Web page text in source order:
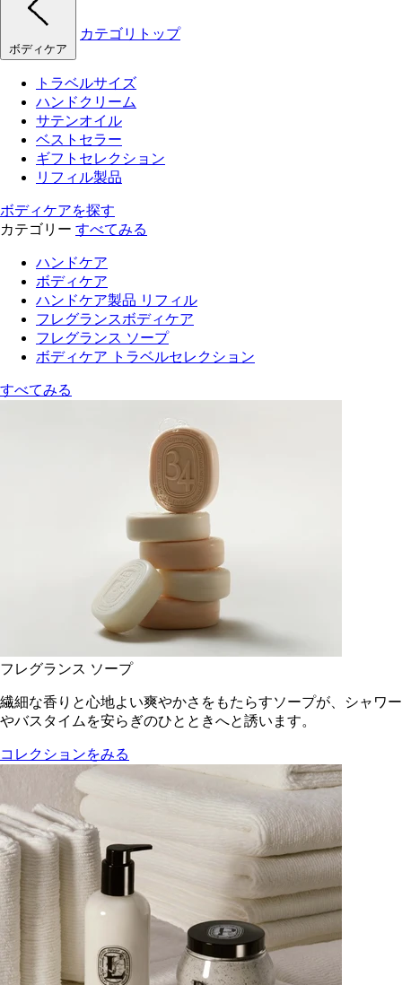
ボディケア
カテゴリトップ
トラベルサイズ
ハンドクリーム
サテンオイル
ベストセラー
ギフトセレクション
リフィル製品
ボディケアを探す
カテゴリー すべてみる
ハンドケア
ボディケア
ハンドケア製品 リフィル
フレグランスボディケア
フレグランス ソープ
ボディケア トラベルセレクション
すべてみる
フレグランス ソープ
繊細な香りと心地よい爽やかさをもたらすソープが、シャワー
やバスタイムを安らぎのひとときへと誘います。
コレクションをみる